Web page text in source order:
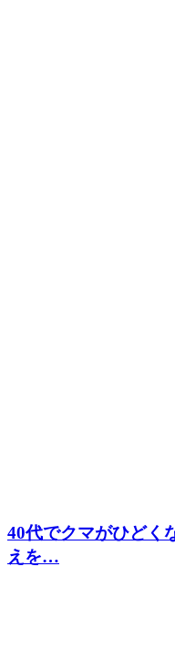
40代でクマがひどく
えを…